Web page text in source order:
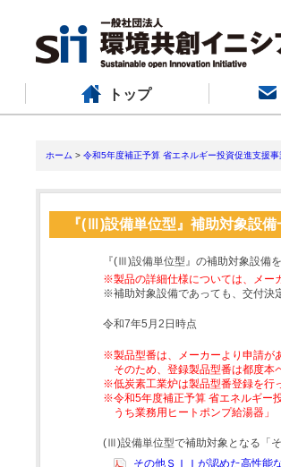
トップ
ホーム > 令和5年度補正予算 省エネルギー投資促進支援事
『(Ⅲ)設備単位型』補助対象設備
『(Ⅲ)設備単位型』の補助対象設備
※製品の詳細仕様については、メー
※補助対象設備であっても、交付決
令和7年5月2日時点
※製品型番は、メーカーより申請が
そのため、登録製品型番は都度本
※低炭素工業炉は製品型番登録を行
※令和5年度補正予算 省エネルギー
うち業務用ヒートポンプ給湯器
(Ⅲ)設備単位型で補助対象となる「
その他ＳＩＩが認めた高性能